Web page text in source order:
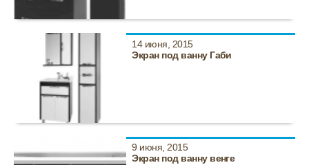
14 июня, 2015
Экран под ванну Габи
9 июня, 2015
Экран под ванну венге